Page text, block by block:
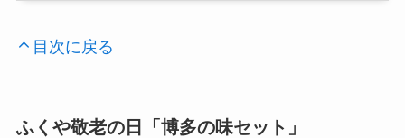
目次に戻る
ふくや敬老の日「博多の味セット」